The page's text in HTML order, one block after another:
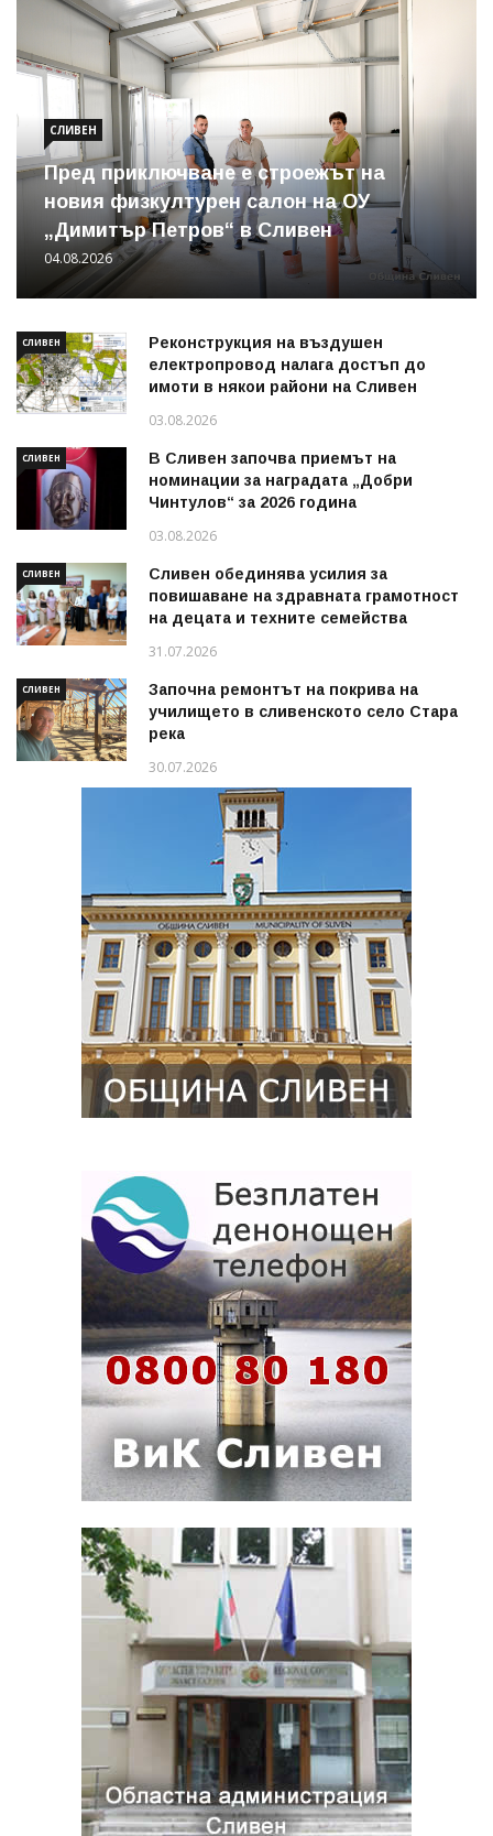
СЛИВЕН
Пред приключване е строежът на
новия физкултурен салон на ОУ
„Димитър Петров“ в Сливен
04.08.2026
СЛИВЕН
Реконструкция на въздушен
електропровод налага достъп до
имоти в някои райони на Сливен
03.08.2026
СЛИВЕН
В Сливен започва приемът на
номинации за наградата „Добри
Чинтулов“ за 2026 година
03.08.2026
СЛИВЕН
Сливен обединява усилия за
повишаване на здравната грамотност
на децата и техните семейства
31.07.2026
СЛИВЕН
Започна ремонтът на покрива на
училището в сливенското село Стара
река
30.07.2026